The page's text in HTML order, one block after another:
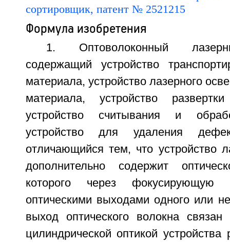
Формула изобретения
1. Оптоволоконный
содержащий устройство
материала, устройство лазерного
материала, устройство
устройство считывания и
устройство для удаления
отличающийся тем, что устройство
дополнительно содержит
которого через
оптическими выходами одного или
выход оптического волокна
цилиндрической оптикой устройства